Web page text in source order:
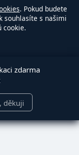
. Pokud budete
souhlasíte s našimi
cookie.
zdarma
děkuji